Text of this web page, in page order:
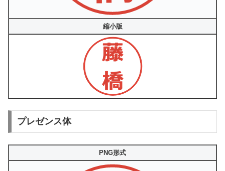
縮小版
プレゼンス体
PNG形式